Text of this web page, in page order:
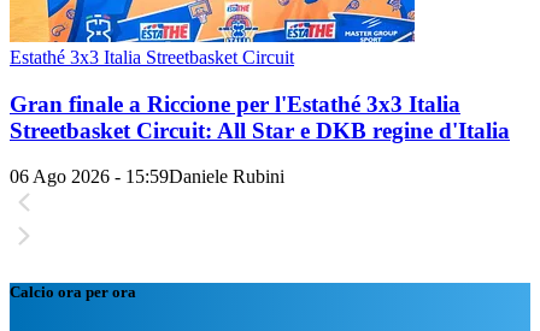
Estathé 3x3 Italia Streetbasket Circuit
Gran finale a Riccione per l'Estathé 3x3 Italia
Streetbasket Circuit: All Star e DKB regine d'Italia
06 Ago 2026 - 15:59Daniele Rubini
Calcio ora per ora